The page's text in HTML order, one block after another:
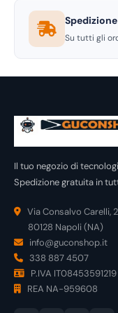
Su tutti gli
Il tuo negozio di
Spedizione gratuita in
Via Consalvo Carelli,
80128 Napoli (NA)
info@guconshop.it
338 887 4507
P.IVA IT08453591219
REA NA-959608